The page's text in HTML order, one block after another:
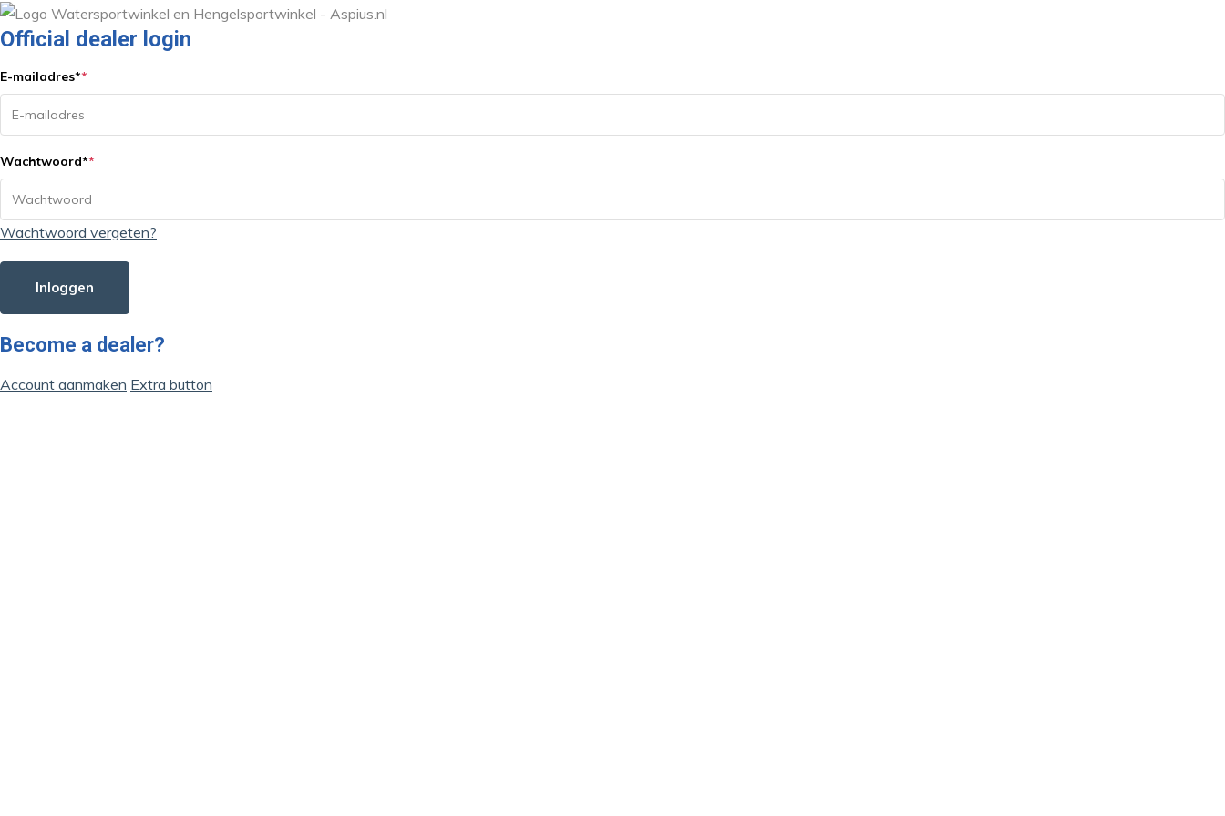
Official dealer login
E-mailadres**
Wachtwoord**
Wachtwoord vergeten?
Inloggen
Become a dealer?
Account aanmaken Extra button